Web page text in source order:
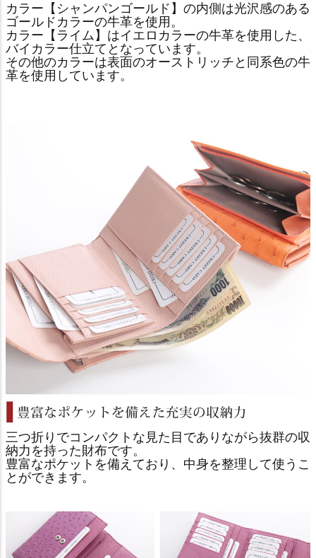
カラー【シャンパンゴールド】の内側は光沢感のある
ゴールドカラーの牛革を使用。
カラー【ライム】はイエロカラーの牛革を使用した、
バイカラー仕立てとなっています。
その他のカラーは表面のオーストリッチと同系色の牛
革を使用しています。
三つ折りでコンパクトな見た目でありながら抜群の収
納力を持った財布です。
豊富なポケットを備えており、中身を整理して使うこ
とができます。